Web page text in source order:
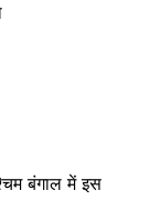
बंगाल में इस